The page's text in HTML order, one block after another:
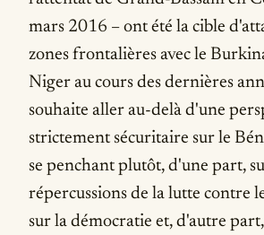
mars 2016 – ont été la cible
zones frontalières avec le
Niger au cours des dernières
souhaite aller au-delà d'une
strictement sécuritaire sur le
se penchant plutôt, d'une part,
répercussions de la lutte contre
sur la démocratie et, d'autre